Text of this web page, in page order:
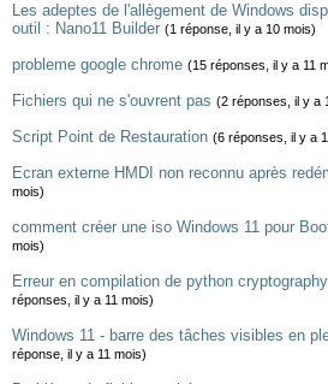
Les adeptes de l'allègement de Windows
outil : Nano11 Builder (1 réponse, il y a 10 mois)
probleme google chrome (15 réponses, il y a 11
Fichiers qui ne s'ouvrent pas (2 réponses, il y a
Script Point de Restauration (6 réponses, il y a
Ecran externe HMDI non reconnu après
mois)
comment créer une iso Windows 11 pour
mois)
Erreur en compilation de python
réponses, il y a 11 mois)
Windows 11 - barre des tâches visibles en
réponse, il y a 11 mois)